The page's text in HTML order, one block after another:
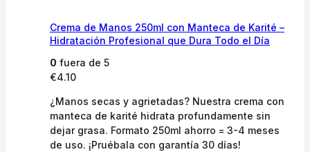
Crema de Manos 250ml con Manteca de Karité –
Hidratación Profesional que Dura Todo el Día
0 fuera de 5
€4.10
¿Manos secas y agrietadas? Nuestra crema con
manteca de karité hidrata profundamente sin
dejar grasa. Formato 250ml ahorro = 3-4 meses
de uso. ¡Pruébala con garantía 30 días!